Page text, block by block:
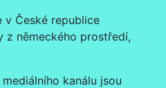
v České republice
z německého prostředí,
kanálu jsou